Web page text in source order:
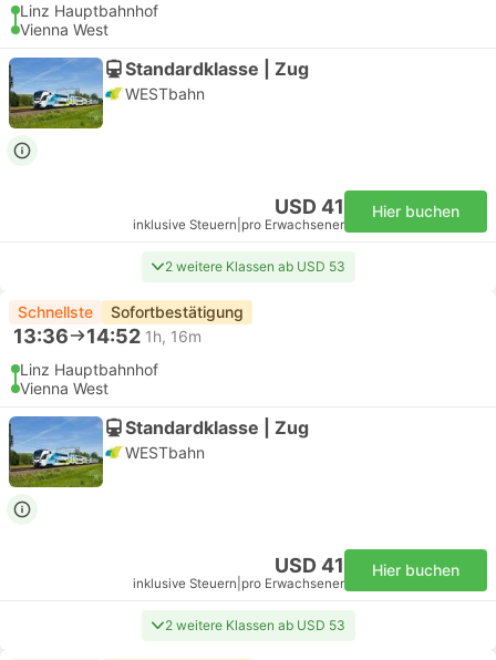
Linz Hauptbahnhof
Vienna West
Standardklasse | Zug
WESTbahn
USD 41
inklusive Steuern pro Erwachsener
Hier buchen
2 weitere Klassen ab USD 53
Schnellste Sofortbestätigung
13:36 14:52 1h, 16m
Linz Hauptbahnhof
Vienna West
Standardklasse | Zug
WESTbahn
USD 41
inklusive Steuern pro Erwachsener
Hier buchen
2 weitere Klassen ab USD 53